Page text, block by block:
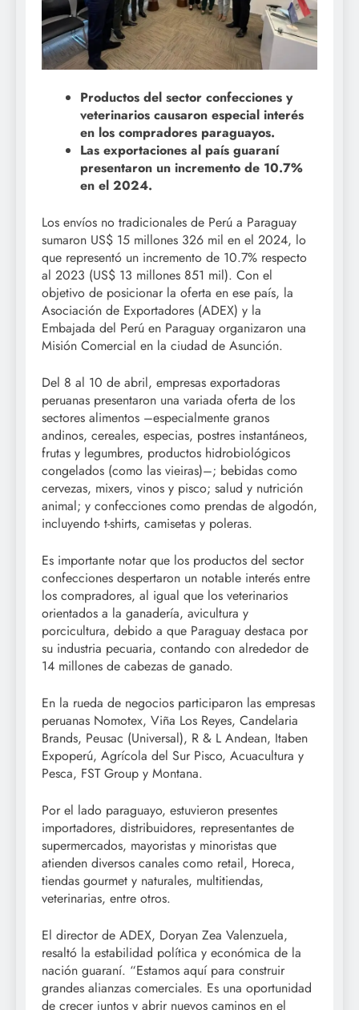
Productos del sector confecciones y
veterinarios causaron especial interés
en los compradores paraguayos.
Las exportaciones al país guaraní
presentaron un incremento de 10.7%
en el 2024.
Los envíos no tradicionales de Perú a Paraguay
sumaron US$ 15 millones 326 mil en el 2024, lo
que representó un incremento de 10.7% respecto
al 2023 (US$ 13 millones 851 mil). Con el
objetivo de posicionar la oferta en ese país, la
Asociación de Exportadores (ADEX) y la
Embajada del Perú en Paraguay organizaron una
Misión Comercial en la ciudad de Asunción.
Del 8 al 10 de abril, empresas exportadoras
peruanas presentaron una variada oferta de los
sectores alimentos –especialmente granos
andinos, cereales, especias, postres instantáneos,
frutas y legumbres, productos hidrobiológicos
congelados (como las vieiras)–; bebidas como
cervezas, mixers, vinos y pisco; salud y nutrición
animal; y confecciones como prendas de algodón,
incluyendo t-shirts, camisetas y poleras.
Es importante notar que los productos del sector
confecciones despertaron un notable interés entre
los compradores, al igual que los veterinarios
orientados a la ganadería, avicultura y
porcicultura, debido a que Paraguay destaca por
su industria pecuaria, contando con alrededor de
14 millones de cabezas de ganado.
En la rueda de negocios participaron las empresas
peruanas Nomotex, Viña Los Reyes, Candelaria
Brands, Peusac (Universal), R & L Andean, Itaben
Expoperú, Agrícola del Sur Pisco, Acuacultura y
Pesca, FST Group y Montana.
Por el lado paraguayo, estuvieron presentes
importadores, distribuidores, representantes de
supermercados, mayoristas y minoristas que
atienden diversos canales como retail, Horeca,
tiendas gourmet y naturales, multitiendas,
veterinarias, entre otros.
El director de ADEX, Doryan Zea Valenzuela,
resaltó la estabilidad política y económica de la
nación guaraní. “Estamos aquí para construir
grandes alianzas comerciales. Es una oportunidad
de crecer juntos y abrir nuevos caminos en el